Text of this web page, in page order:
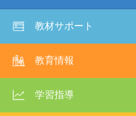
教材サポート
教育情報
学習指導